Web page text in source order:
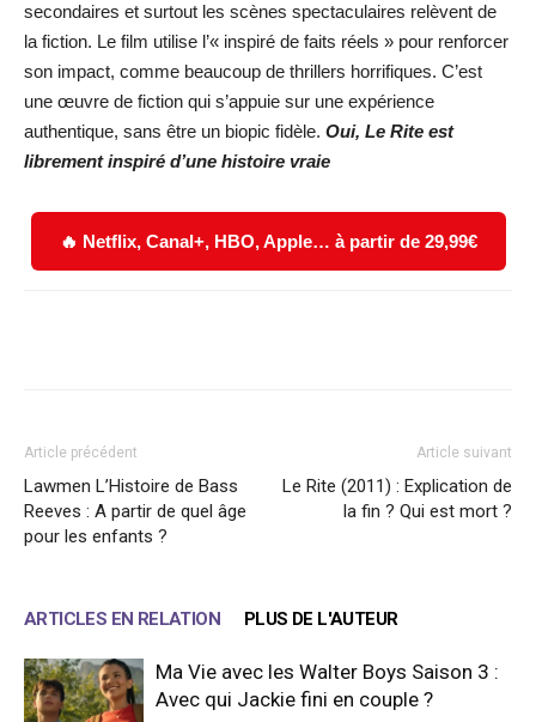
secondaires et surtout les scènes spectaculaires relèvent de
la fiction. Le film utilise l’« inspiré de faits réels » pour renforcer
son impact, comme beaucoup de thrillers horrifiques. C’est
une œuvre de fiction qui s’appuie sur une expérience
authentique, sans être un biopic fidèle. Oui, Le Rite est
librement inspiré d’une histoire vraie
🔥 Netflix, Canal+, HBO, Apple… à partir de 29,99€
Article précédent
Lawmen L’Histoire de Bass
Reeves : A partir de quel âge
pour les enfants ?
Article suivant
Le Rite (2011) : Explication de
la fin ? Qui est mort ?
ARTICLES EN RELATION PLUS DE L'AUTEUR
Ma Vie avec les Walter Boys Saison 3 :
Avec qui Jackie fini en couple ?